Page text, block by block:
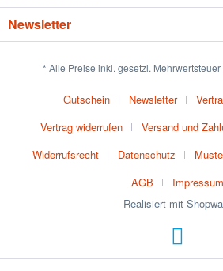
Newsletter
* Alle Preise inkl. gesetzl. Mehrwertsteuer
Gutschein Newsletter
Vertrag widerrufen
Versand und
Widerrufsrecht
Datenschutz
AGB
Impressum
Realisiert mit